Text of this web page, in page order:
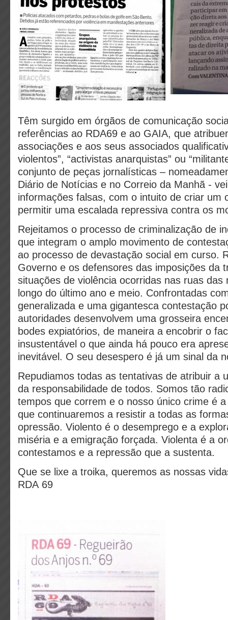
Têm surgido em órgãos de comunicação
referências ao RDA69 e ao GAIA, que
associações e aos seus associados
violentos”, “activistas anarquistas” ou
conjunto de peças jornalísticas –
Diário de Notícias e no Correio da Manhã -
informações falsas, com o intuito de criar um
permitir uma escalada repressiva contra os
Rejeitamos o processo de criminalização de
que integram o amplo movimento de
ao processo de devastação social em curso.
Governo e os defensores das imposições da
situações de violência ocorridas nas ruas das
longo do último ano e meio. Confrontadas
generalizada e uma gigantesca contestação
autoridades desenvolvem uma grosseira
bodes expiatórios, de maneira a encobrir o
insustentável o que ainda há pouco era
inevitável. O seu desespero é já um sinal da
Repudiamos todas as tentativas de atribuir a
da responsabilidade de todos. Somos tão
tempos que correm e o nosso único crime é
que continuaremos a resistir a todas as
opressão. Violento é o desemprego e a
miséria e a emigração forçada. Violenta é a
contestamos e a repressão que a sustenta.
Que se lixe a troika, queremos as nossas
RDA 69